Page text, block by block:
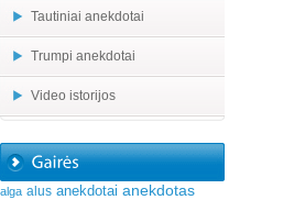
Tautiniai anekdotai
Trumpi anekdotai
Video istorijos
alga alus anekdotai anekdotas